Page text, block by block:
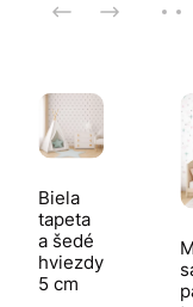
Biela
tapeta
a šedé
hviezdy
5 cm